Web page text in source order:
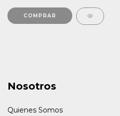
Nosotros
Quienes Somos